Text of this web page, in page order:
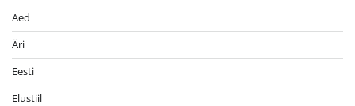
Aed
Äri
Eesti
Elustiil